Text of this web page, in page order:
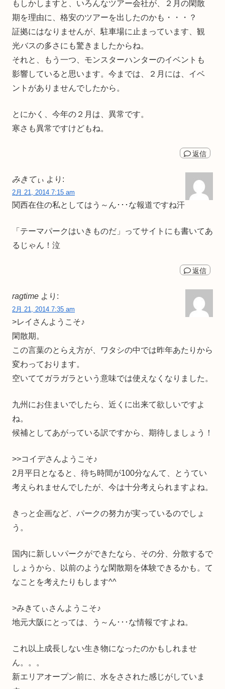
もしかしますと、いろんなツアー会社が、２月の閑散
期を理由に、格安のツアーを出したのかも・・・？
証拠にはなりませんが、駐車場に止まっています、観
光バスの多さにも驚きましたからね。
それと、もう一つ、モンスターハンターのイベントも
影響していると思います。今までは、２月には、イベ
ントがありませんでしたから。
とにかく、今年の２月は、異常です。
寒さも異常ですけどもね。
返信
みきてぃ より:
2月 21, 2014 7:15 am
関西在住の私としてはう～ん･･･な報道ですね汗
「テーマパークはいきものだ」ってサイトにも書いてあ
るじゃん！泣
返信
ragtime より:
2月 21, 2014 7:35 am
>レイさんようこそ♪
閑散期。
この言葉のとらえ方が、ワタシの中では昨年あたりから
変わっております。
空いててガラガラという意味では使えなくなりました。
九州にお住まいでしたら、近くに出来て欲しいですよ
ね。
候補としてあがっている訳ですから、期待しましょう！
>>コイデさんようこそ♪
2月平日となると、待ち時間が100分なんて、とうてい
考えられませんでしたが、今は十分考えられますよね。
きっと企画など、パークの努力が実っているのでしょ
う。
国内に新しいパークができたなら、その分、分散するで
しょうから、以前のような閑散期を体験できるかも。て
なことを考えたりもします^^
>みきてぃさんようこそ♪
地元大阪にとっては、う～ん･･･な情報ですよね。
これ以上成長しない生き物になったのかもしれませ
ん。。。
新エリアオープン前に、水をさされた感じがしていま